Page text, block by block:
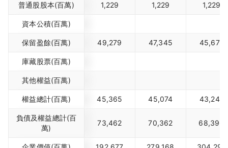
普通股股本(百萬) 1,229 1,229 1,229
資本公積(百萬)
保留盈餘(百萬) 49,279 47,345 45,671
庫藏股票(百萬)
其他權益(百萬)
權益總計(百萬) 45,365 45,074 43,241
負債及權益總計(百
萬)
73,462 70,362 68,396